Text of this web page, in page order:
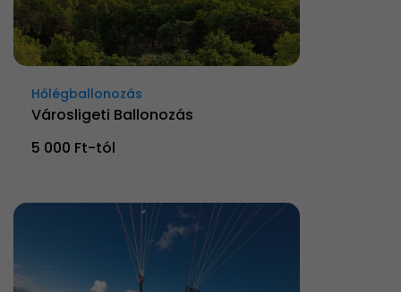
Hőlégballonozás
Városligeti Ballonozás
5 000 Ft-tól